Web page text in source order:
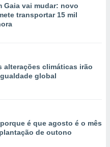
Gaia vai mudar: novo
transportar 15 mil
alterações climáticas irão
global
é que agosto é o mês
de outono